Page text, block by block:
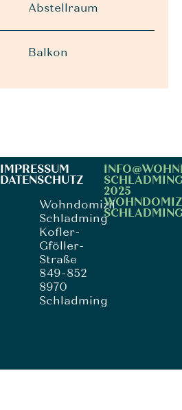
Abstellraum
Balkon
Wohndomizil
Schladming
Kofler-
Gföller-
Straße
849-852
8970
Schladming
IMPRESSUM
DATENSCHUTZ
2025